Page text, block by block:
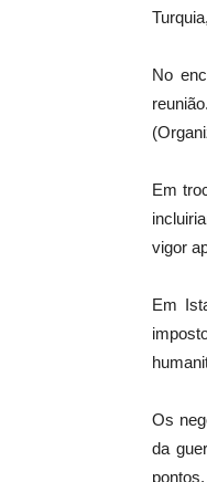
No
Em
vigor
Em
Os
da